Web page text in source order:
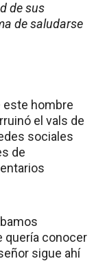
de sus
de saludarse
este hombre
el vals de
sociales
de
quería conocer
sigue ahí